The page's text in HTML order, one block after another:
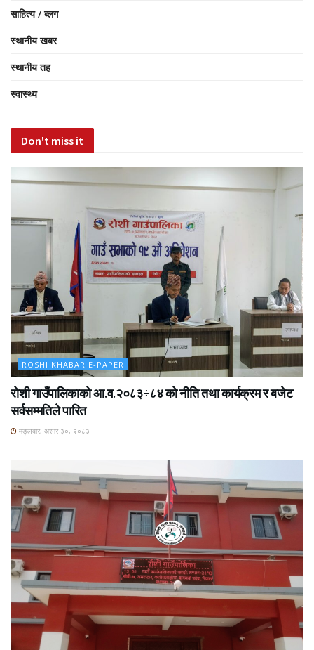
साहित्य / ब्लग
स्थानीय खबर
स्थानीय तह
स्वास्थ्य
Don't miss it
ROSHI KHABAR E-PAPER
रोशी गाउँपालिकाको आ.व.२०८३÷८४ को नीति तथा कार्यक्रम र बजेट
सर्वसम्मतिले पारित
मङ्लबार, असार ३०, २०८३